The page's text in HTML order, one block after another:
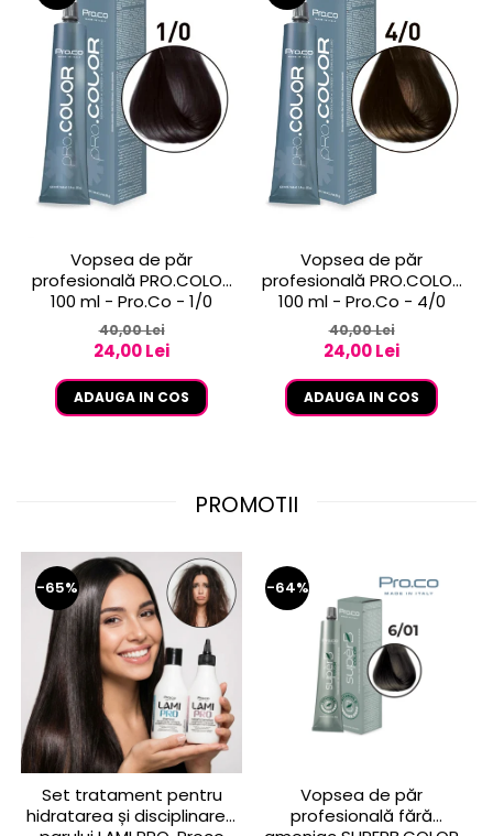
Vopsea de păr
profesională PRO.COLOR
100 ml - Pro.Co - 1/0
NEGRU
40,00 Lei
24,00 Lei
ADAUGA IN COS
Vopsea de păr
profesională PRO.COLOR
100 ml - Pro.Co - 4/0
CASTANIU NATURAL
40,00 Lei
24,00 Lei
ADAUGA IN COS
PROMOTII
-65%
Set tratament pentru
hidratarea și disciplinarea
-64%
Vopsea de păr
profesională fără